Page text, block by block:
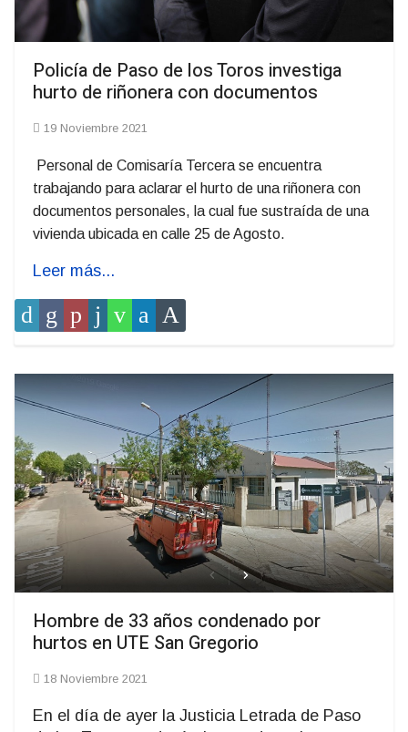
Policía de Paso de los Toros investiga
hurto de riñonera con documentos
19 Noviembre 2021
Personal de Comisaría Tercera se encuentra
trabajando para aclarar el hurto de una riñonera con
documentos personales, la cual fue sustraída de una
vivienda ubicada en calle 25 de Agosto.
Leer más...
Hombre de 33 años condenado por
hurtos en UTE San Gregorio
18 Noviembre 2021
En el día de ayer la Justicia Letrada de Paso